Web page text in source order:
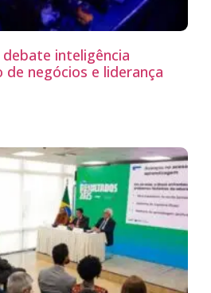
debate inteligência
negócios e liderança